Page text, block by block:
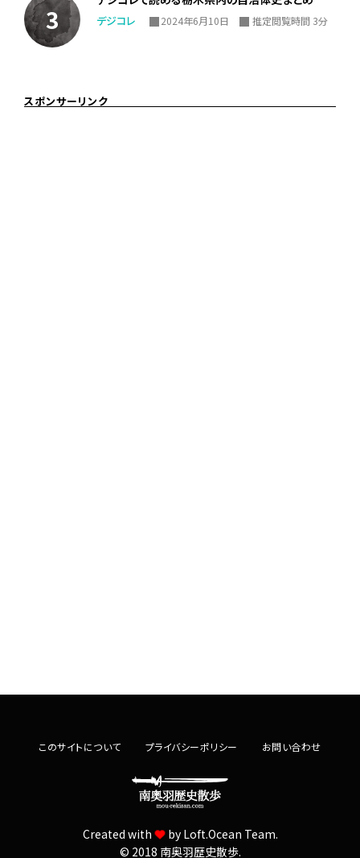
デジコレ 2024年6月10日 推定閲覧時間 3分
スポンサーリンク
このサイトについて プライバシーポリシー お問い合わせ
Created with by Loft.Ocean Team.
© 2018 南奥羽歴史散歩.